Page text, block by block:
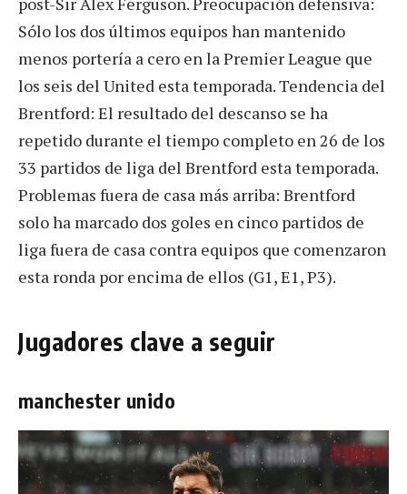
Sólo los dos últimos equipos han mantenido
menos portería a cero en la Premier League que
los seis del United esta temporada. Tendencia del
Brentford: El resultado del descanso se ha
repetido durante el tiempo completo en 26 de los
33 partidos de liga del Brentford esta temporada.
Problemas fuera de casa más arriba: Brentford
solo ha marcado dos goles en cinco partidos de
liga fuera de casa contra equipos que comenzaron
esta ronda por encima de ellos (G1, E1, P3).
Jugadores clave a seguir
manchester unido